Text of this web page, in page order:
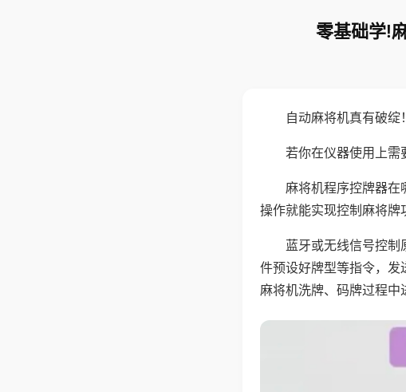
零基础学!
自动麻将机真有破绽
若你在仪器使用上需
麻将机程序控牌器在
操作就能实现控制麻将牌
蓝牙或无线信号控
件预设好牌型等指令，
麻将机洗牌、码牌过程中